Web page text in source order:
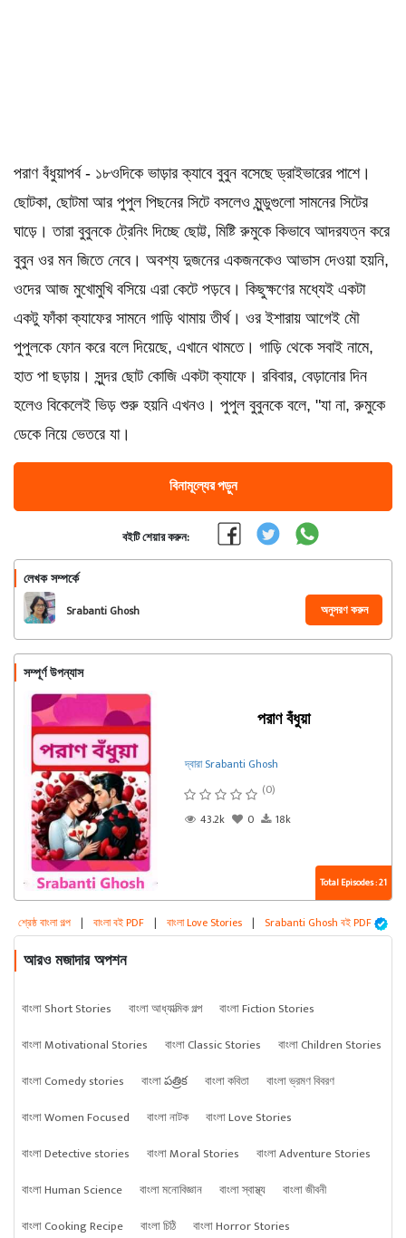
পরাণ বঁধুয়াপর্ব - ১৮ওদিকে ভাড়ার ক্যাবে বুবুন বসেছে ড্রাইভারের পাশে।
ছোটকা, ছোটমা আর পুপুল পিছনের সিটে বসলেও মুন্ডুগুলো সামনের সিটের
ঘাড়ে। তারা বুবুনকে ট্রেনিং দিচ্ছে ছোট্ট, মিষ্টি রুমুকে কিভাবে আদরযত্ন করে
বুবুন ওর মন জিতে নেবে। অবশ্য দুজনের একজনকেও আভাস দেওয়া হয়নি,
ওদের আজ মুখোমুখি বসিয়ে এরা কেটে পড়বে। কিছুক্ষণের মধ্যেই একটা
একটু ফাঁকা ক্যাফের সামনে গাড়ি থামায় তীর্থ। ওর ইশারায় আগেই মৌ
পুপুলকে ফোন করে বলে দিয়েছে, এখানে থামতে। গাড়ি থেকে সবাই নামে,
হাত পা ছড়ায়। সুন্দর ছোট কোজি একটা ক্যাফে। রবিবার, বেড়ানোর দিন
হলেও বিকেলেই ভিড় শুরু হয়নি এখনও। পুপুল বুবুনকে বলে, "যা না, রুমুকে
ডেকে নিয়ে ভেতরে যা।
বিনামূল্যের পড়ুন
বইটি শেয়ার করুন:
লেখক সম্পর্কে
Srabanti Ghosh অনুসরণ করুন
সম্পূর্ণ উপন্যাস
পরাণ বঁধুয়া
দ্বারা Srabanti Ghosh
(0)
43.2k
0 18k
Total Episodes : 21
শ্রেষ্ঠ বাংলা গল্প | বাংলা বই PDF | বাংলা Love Stories | Srabanti Ghosh বই PDF
আরও মজাদার অপশন
বাংলা Short Stories বাংলা আধ্যাত্মিক গল্প
বাংলা Fiction Stories
বাংলা Motivational Stories
বাংলা Classic Stories
বাংলা Children Stories
বাংলা Comedy stories
বাংলা పత్రిక বাংলা কবিতা
বাংলা ভ্রমণ বিবরণ
বাংলা Women Focused
বাংলা নাটক
বাংলা Love Stories
বাংলা Detective stories
বাংলা Moral Stories
বাংলা Adventure Stories
বাংলা Human Science
বাংলা মনোবিজ্ঞান বাংলা স্বাস্থ্য
বাংলা জীবনী
বাংলা Cooking Recipe
বাংলা চিঠি বাংলা Horror Stories